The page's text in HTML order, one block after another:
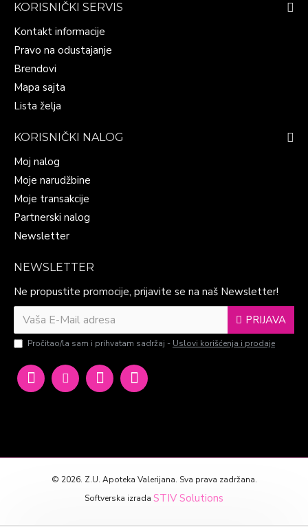
KORISNIČKI SERVIS
Kontakt informacije
Pravo na odustajanje
Brendovi
Mapa sajta
Lista želja
KORISNIČKI NALOG
Moj nalog
Moje narudžbine
Moje transakcije
Partnerski nalog
Newsletter
NEWSLETTER
Ne propustite promocije, prijavite se na naš Newsletter!
PRIJAVA
Pročitao/la sam i prihvatam sadržaj - Uslovi korišćenja i prodaje
© 2026. Z.U. Apoteka Valerijana. Sva prava zadržana.
Softverska izrada STIV Solutions